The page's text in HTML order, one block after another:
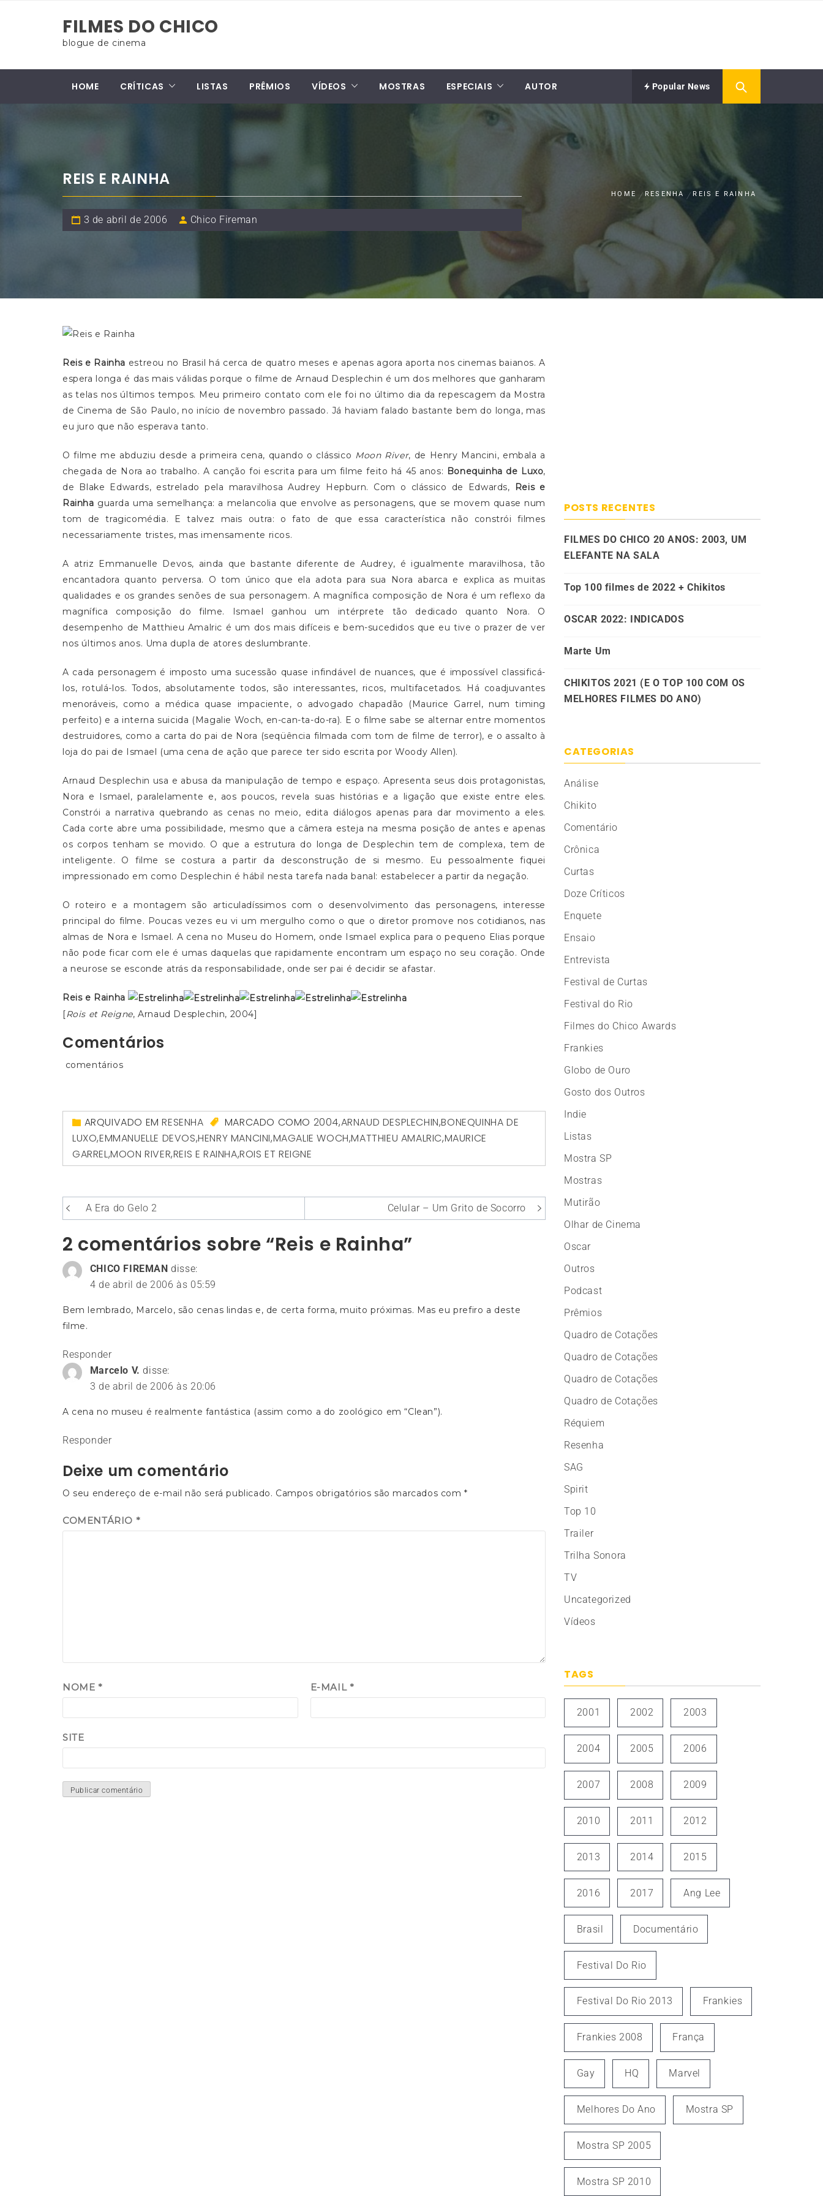
FILMES DO CHICO
blogue de cinema
HOME CRÍTICAS LISTAS PRÊMIOS VÍDEOS MOSTRAS ESPECIAIS AUTOR Popular News
REIS E RAINHA
3 de abril de 2006 Chico Fireman
HOME RESENHA REIS E RAINHA
Reis e Rainha estreou no Brasil há cerca de quatro meses e apenas agora aporta nos cinemas baianos. A
espera longa é das mais válidas porque o filme de Arnaud Desplechin é um dos melhores que ganharam
as telas nos últimos tempos. Meu primeiro contato com ele foi no último dia da repescagem da Mostra
de Cinema de São Paulo, no início de novembro passado. Já haviam falado bastante bem do longa, mas
eu juro que não esperava tanto.
O filme me abduziu desde a primeira cena, quando o clássico Moon River, de Henry Mancini, embala a
chegada de Nora ao trabalho. A canção foi escrita para um filme feito há 45 anos: Bonequinha de Luxo,
de Blake Edwards, estrelado pela maravilhosa Audrey Hepburn. Com o clássico de Edwards,
Reis e
Rainha guarda uma semelhança: a melancolia que envolve as personagens, que se movem quase num
tom de tragicomédia. E talvez mais outra: o fato de que essa característica não constrói filmes
necessariamente tristes, mas imensamente ricos.
A atriz Emmanuelle Devos, ainda que bastante diferente de Audrey, é igualmente maravilhosa, tão
encantadora quanto perversa. O tom único que ela adota para sua Nora abarca e explica as muitas
qualidades e os grandes senões de sua personagem. A magnífica composição de Nora é um reflexo da
magnífica composição do filme. Ismael ganhou um intérprete tão dedicado quanto Nora. O
desempenho de Matthieu Amalric é um dos mais difíceis e bem-sucedidos que eu tive o prazer de ver
nos últimos anos. Uma dupla de atores deslumbrante.
A cada personagem é imposto uma sucessão quase infindável de nuances, que é impossível classificá-
los, rotulá-los. Todos, absolutamente todos, são interessantes, ricos, multifacetados. Há coadjuvantes
menoráveis, como a médica quase impaciente, o advogado chapadão (Maurice Garrel, num timing
perfeito) e a interna suicida (Magalie Woch, en-can-ta-do-ra). E o filme sabe se alternar entre momentos
destruidores, como a carta do pai de Nora (seqüência filmada com tom de filme de terror), e o assalto à
loja do pai de Ismael (uma cena de ação que parece ter sido escrita por Woody Allen).
Arnaud Desplechin usa e abusa da manipulação de tempo e espaço. Apresenta seus dois protagonistas,
Nora e Ismael, paralelamente e, aos poucos, revela suas histórias e a ligação que existe entre eles.
Constrói a narrativa quebrando as cenas no meio, edita diálogos apenas para dar movimento a eles.
Cada corte abre uma possibilidade, mesmo que a câmera esteja na mesma posição de antes e apenas
os corpos tenham se movido. O que a estrutura do longa de Desplechin tem de complexa, tem de
inteligente. O filme se costura a partir da desconstrução de si mesmo. Eu pessoalmente fiquei
impressionado em como Desplechin é hábil nesta tarefa nada banal: estabelecer a partir da negação.
O roteiro e a montagem são articuladíssimos com o desenvolvimento das personagens, interesse
principal do filme. Poucas vezes eu vi um mergulho como o que o diretor promove nos cotidianos, nas
almas de Nora e Ismael. A cena no Museu do Homem, onde Ismael explica para o pequeno Elias porque
não pode ficar com ele é umas daquelas que rapidamente encontram um espaço no seu coração. Onde
a neurose se esconde atrás da responsabilidade, onde ser pai é decidir se afastar.
Reis e Rainha
[Rois et Reigne, Arnaud Desplechin, 2004]
Comentários
comentários
ARQUIVADO EMRESENHA MARCADO COMO 2004,ARNAUD DESPLECHIN,BONEQUINHA DE
LUXO,EMMANUELLE DEVOS,HENRY MANCINI,MAGALIE WOCH,MATTHIEU AMALRIC,MAURICE
GARREL,MOON RIVER,REIS E RAINHA,ROIS ET REIGNE
Navegação
de
Post
A Era do Gelo 2 Celular – Um Grito de Socorro
2 comentários sobre “Reis e Rainha”
CHICO FIREMAN disse:
4 de abril de 2006 às 05:59
Bem lembrado, Marcelo, são cenas lindas e, de certa forma, muito próximas. Mas eu prefiro a deste
filme.
Responder
Marcelo V. disse:
3 de abril de 2006 às 20:06
A cena no museu é realmente fantástica (assim como a do zoológico em “Clean”).
Responder
Deixe um comentário
O seu endereço de e-mail não será publicado. Campos obrigatórios são marcados com*
COMENTÁRIO *
NOME * E-MAIL *
SITE
POSTS RECENTES
FILMES DO CHICO 20 ANOS: 2003, UM
ELEFANTE NA SALA
Top 100 filmes de 2022 + Chikitos
OSCAR 2022: INDICADOS
Marte Um
CHIKITOS 2021 (E O TOP 100 COM OS
MELHORES FILMES DO ANO)
CATEGORIAS
Análise
Chikito
Comentário
Crônica
Curtas
Doze Críticos
Enquete
Ensaio
Entrevista
Festival de Curtas
Festival do Rio
Filmes do Chico Awards
Frankies
Globo de Ouro
Gosto dos Outros
Indie
Listas
Mostra SP
Mostras
Mutirão
Olhar de Cinema
Oscar
Outros
Podcast
Prêmios
Quadro de Cotações
Quadro de Cotações
Quadro de Cotações
Quadro de Cotações
Réquiem
Resenha
SAG
Spirit
Top 10
Trailer
Trilha Sonora
TV
Uncategorized
Vídeos
TAGS
2001 2002 2003
2004 2005 2006
2007 2008 2009
2010 2011 2012
2013 2014 2015
2016 2017 Ang Lee
Brasil Documentário
Festival Do Rio
Festival Do Rio 2013 Frankies
Frankies 2008 França
Gay HQ Marvel
Melhores Do Ano Mostra SP
Mostra SP 2005
Mostra SP 2010